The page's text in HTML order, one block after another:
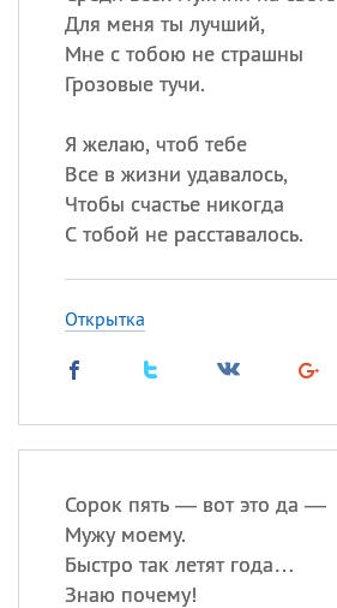
Для меня ты лучший,
Мне с тобою не страшны
Грозовые тучи.
Я желаю, чтоб тебе
Все в жизни удавалось,
Чтобы счастье никогда
С тобой не расставалось.
Открытка
Сорок пять — вот это да —
Мужу моему.
Быстро так летят года…
Знаю почему!